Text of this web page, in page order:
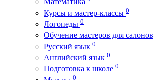
Математика
Курсы и мастер-классы 0
Логопеды 0
Обучение мастеров для салонов
Русский язык 0
Английский язык 0
Подготовка к школе 0
0